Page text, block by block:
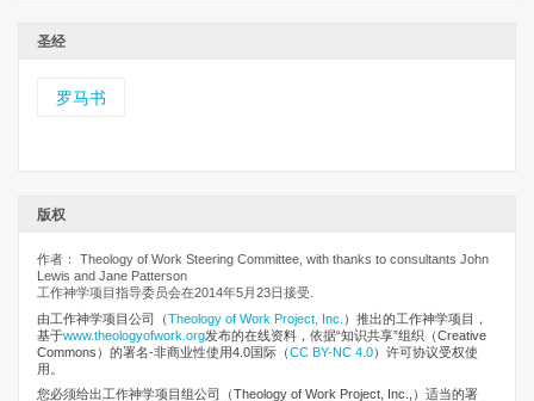
圣经
罗马书
版权
作者： Theology of Work Steering Committee, with thanks to consultants John
Lewis and Jane Patterson
工作神学项目指导委员会在2014年5月23日接受.
由工作神学项目公司
（Theology of Work Project, Inc. ）推出的工作神学项目，
基于www.theologyofwork.org发布的在线资料，依据“知识共享”组织（Creative
Commons）的署名-非商业性使用4.0国际（CC BY-NC 4.0）许可协议受权使
用。
您必须给出工作神学项目组公司（Theology of Work Project, Inc.,）适当的署